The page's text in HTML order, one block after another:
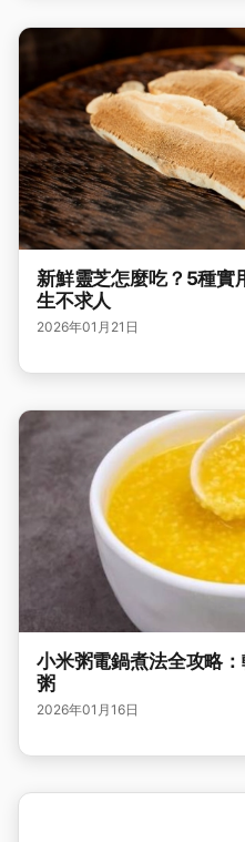
新鮮靈芝怎麼吃？5種實
生不求人
2026年01月21日
小米粥電鍋煮法全攻略
粥
2026年01月16日